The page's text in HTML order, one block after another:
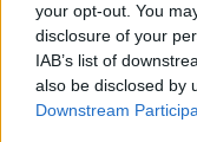
your opt-out. You
disclosure of your
IAB’s list of
also be disclosed by
Downstream